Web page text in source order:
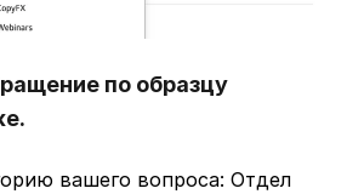
по образцу
вашего вопроса: Отдел